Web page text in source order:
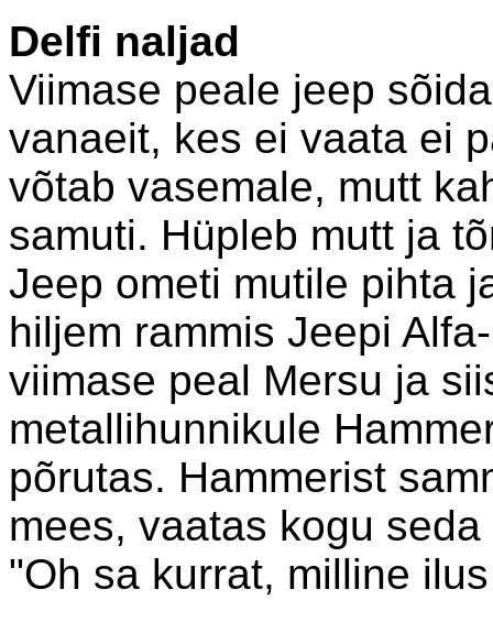
Delfi naljad
Viimase peale jeep
vanaeit, kes ei vaata ei
võtab vasemale, mutt
samuti. Hüpleb mutt ja
Jeep ometi mutile pihta
hiljem rammis Jeepi
viimase peal Mersu ja
metallihunnikule
põrutas. Hammerist
mees, vaatas kogu
"Oh sa kurrat, milline